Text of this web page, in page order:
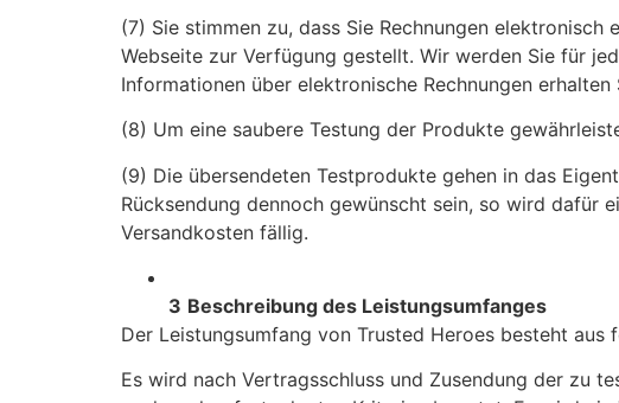
(7) Sie stimmen zu, dass Sie Rechnungen
Webseite zur Verfügung gestellt. Wir werden Sie für
Informationen über elektronische Rechnungen erhalten
(8) Um eine saubere Testung der Produkte
(9) Die übersendeten Testprodukte gehen in das
Rücksendung dennoch gewünscht sein, so wird dafür
Versandkosten fällig.
3 Beschreibung des Leistungsumfanges
Der Leistungsumfang von Trusted Heroes besteht aus
Es wird nach Vertragsschluss und Zusendung der zu